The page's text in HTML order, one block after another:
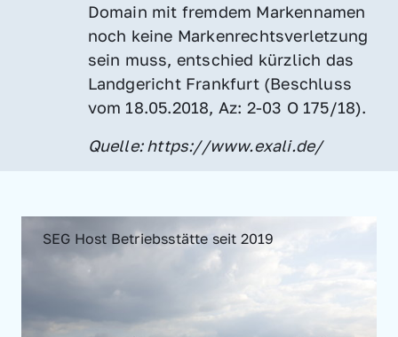
Domain mit fremdem Markennamen
noch keine Markenrechtsverletzung
sein muss, entschied kürzlich das
Landgericht Frankfurt (Beschluss
vom 18.05.2018, Az: 2-03 O 175/18).
Quelle: https://www.exali.de/
SEG Host Betriebsstätte seit 2019